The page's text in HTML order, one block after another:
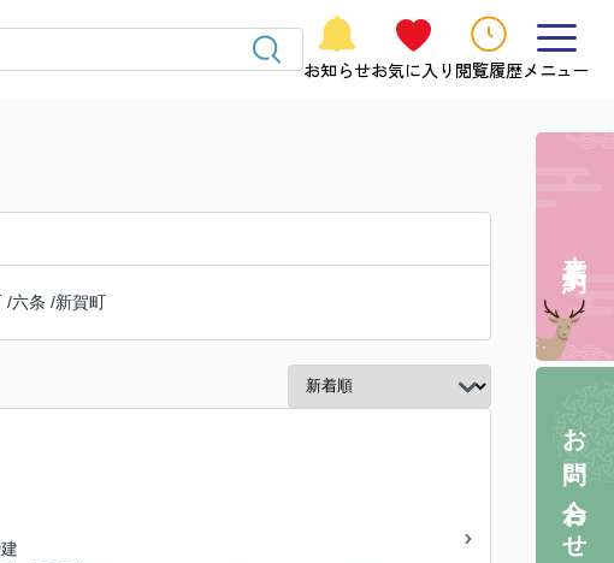
お知らせお気に入り 閲覧履歴メニュー
/六条 /新賀町
お問い合わせ